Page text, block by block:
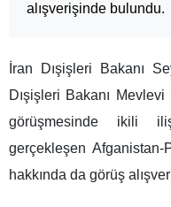
alışverişinde bulundu.
İran Dışişleri Bakanı
Dışişleri Bakanı
görüşmesinde ikili
gerçekleşen
hakkında da görüş